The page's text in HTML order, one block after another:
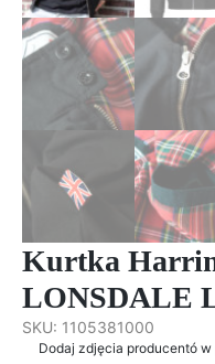
Kurtka
LONSDALE
SKU: 1105381000
Dodaj zdjęcia producentó